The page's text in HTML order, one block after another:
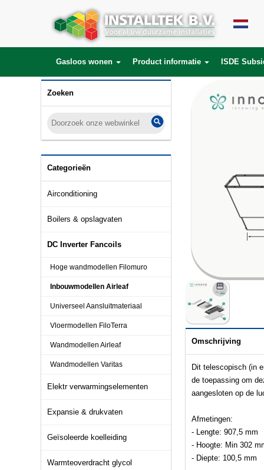
Gasloos wonen Product informatie ISDE
Zoeken
Categorieën
Airconditioning
Boilers & opslagvaten
DC Inverter Fancoils
Hoge wandmodellen Filomuro
Inbouwmodellen Airleaf
Universeel Aansluitmateriaal
Vloermodellen FiloTerra
Wandmodellen Airleaf
Wandmodellen Varitas
Elektr verwarmingselementen
Expansie & drukvaten
Geïsoleerde koelleiding
Warmteoverdracht glycol
Omschrijving
Dit telescopisch (in
de toepassing om
aangesloten op de
Afmetingen:
- Lengte: 907,5 mm
- Hoogte: Min 302
- Diepte: 100,5 mm